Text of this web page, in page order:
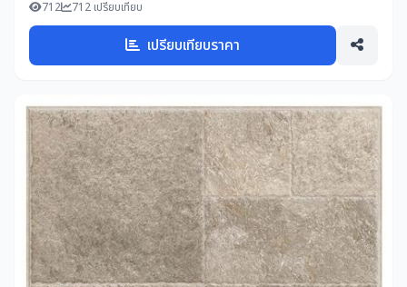
712 712 เปรียบเทียบ
เปรียบเทียบราคา